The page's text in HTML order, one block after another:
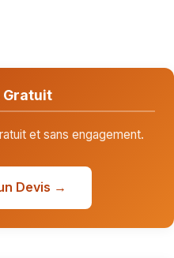
Gratuit
et sans engagement.
Devis →